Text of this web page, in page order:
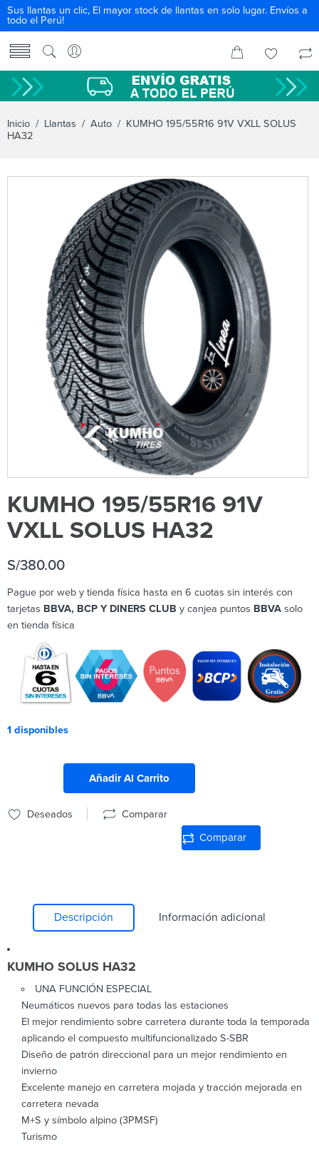
Sus llantas un clic, El mayor stock de llantas en solo lugar. Envíos a
todo el Perú!
Inicio / Llantas / Auto / KUMHO 195/55R16 91V VXLL SOLUS
HA32
KUMHO 195/55R16 91V
VXLL SOLUS HA32
S/380.00
Pague por web y tienda física hasta en 6 cuotas sin interés con
tarjetas BBVA, BCP Y DINERS CLUB y canjea puntos BBVA solo
en tienda física
1 disponibles
Añadir Al Carrito
Deseados Comparar
Comparar
Descripción Información adicional
KUMHO SOLUS HA32
UNA FUNCIÓN ESPECIAL
Neumáticos nuevos para todas las estaciones
El mejor rendimiento sobre carretera durante toda la temporada
aplicando el compuesto multifuncionalizado S-SBR
Diseño de patrón direccional para un mejor rendimiento en
invierno
Excelente manejo en carretera mojada y tracción mejorada en
carretera nevada
M+S y símbolo alpino (3PMSF)
Turismo